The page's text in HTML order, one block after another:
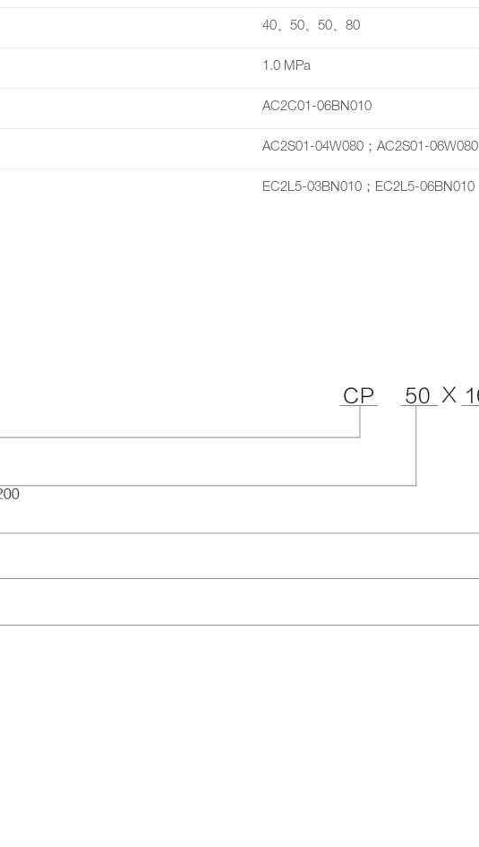
40、50、50、80
1.0 MPa
AC2C01-06BN010
AC2S01-04W080；AC2S01-06W080
EC2L5-03BN010；EC2L5-06BN010